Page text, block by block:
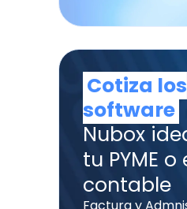
Cotiza los
software
Nubox
tu PYME
contable